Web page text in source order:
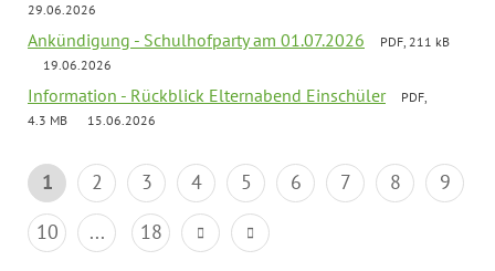
29.06.2026
Ankündigung - Schulhofparty am 01.07.2026
PDF, 211 kB
19.06.2026
Information - Rückblick Elternabend Einschüler
PDF,
4.3 MB
15.06.2026
1 2 3 4 5 6 7 8
9
10
... 18